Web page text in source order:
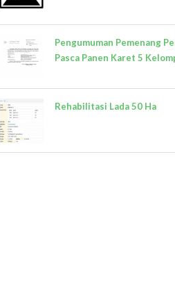
Pengumuman Pemenang
Pasca Panen Karet 5
Rehabilitasi Lada 50 Ha